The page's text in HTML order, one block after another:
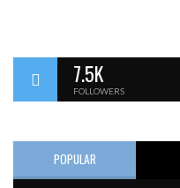
7.5K
FOLLOWERS
POPULAR